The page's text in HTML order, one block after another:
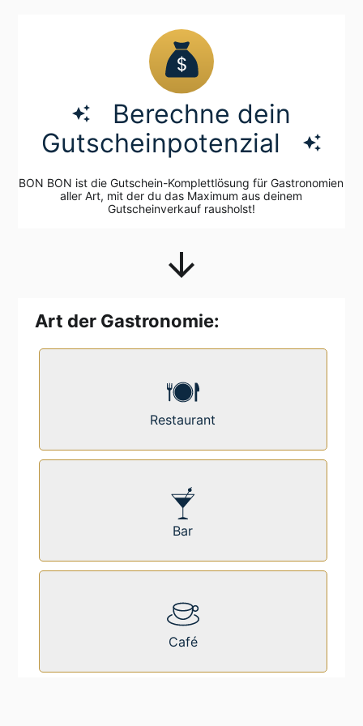
auto_awesome
Berechne dein
Gutscheinpotenzial
auto_awesome
BON BON ist die Gutschein-Komplettlösung für Gastronomien
aller Art, mit der du das Maximum aus deinem
Gutscheinverkauf rausholst!
arrow_downward
Art der Gastronomie:
Restaurant
Bar
Café